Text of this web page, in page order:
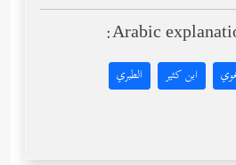
Arabic
ابن كثير الطبري